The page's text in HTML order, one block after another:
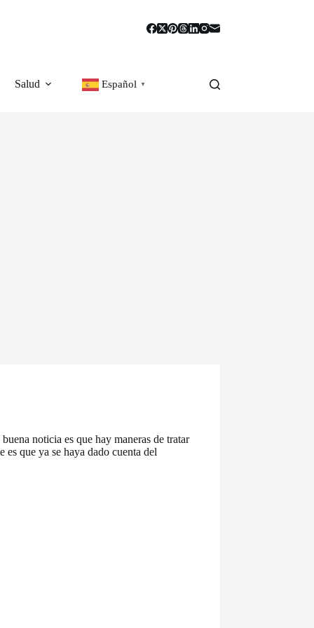
Salud Español ▼
noticia es que hay maneras de tratar
que ya se haya dado cuenta del